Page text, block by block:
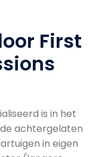
First
is in het
achtergelaten
in eigen